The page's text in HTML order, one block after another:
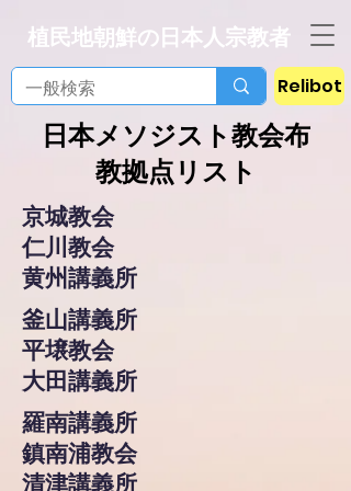
植民地朝鮮の日本人宗教者
Relibot
​日本メソジスト教会布
教拠点リスト
京城教会
仁川教会
黄州講義所
釜山講義所
平壌教会
大田講義所
羅南講義所
鎮南浦教会
清津講義所